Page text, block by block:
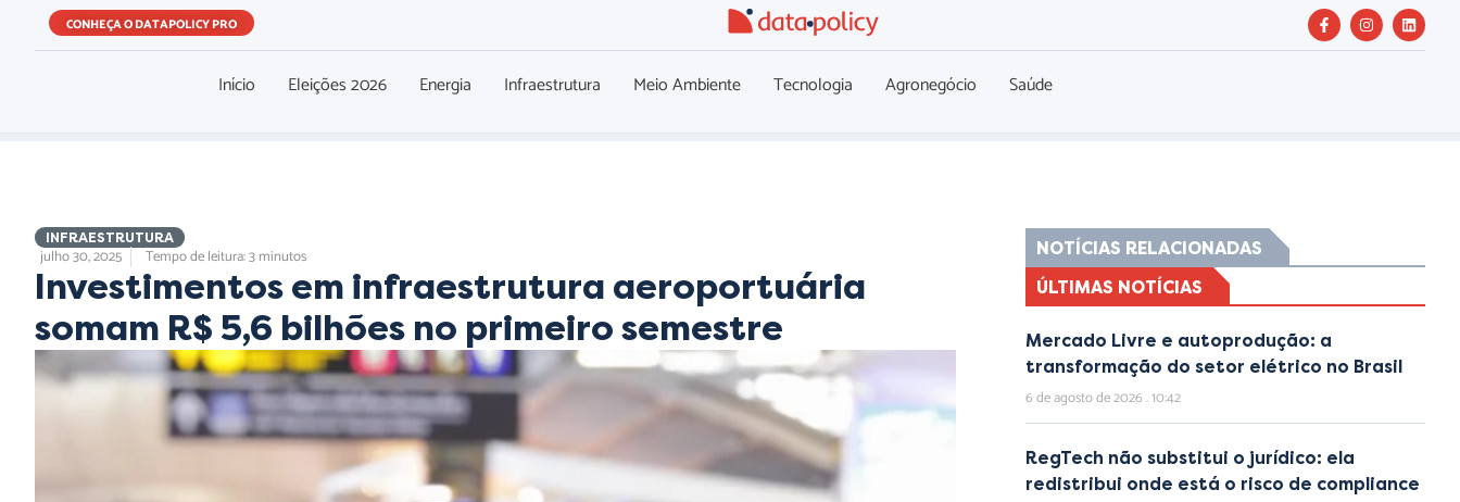
CONHEÇA O DATAPOLICY PRO
Início Eleições 2026 Energia Infraestrutura Meio Ambiente Tecnologia Agronegócio Saúde
INFRAESTRUTURA
julho 30, 2025 Tempo de leitura: 3 minutos
Investimentos em infraestrutura aeroportuária
somam R$ 5,6 bilhões no primeiro semestre
NOTÍCIAS RELACIONADAS
ÚLTIMAS NOTÍCIAS
Mercado Livre e autoprodução: a
transformação do setor elétrico no Brasil
6 de agosto de 2026 10:42
RegTech não substitui o jurídico: ela
redistribui onde está o risco de compliance